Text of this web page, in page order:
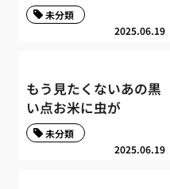
2025.06.19
未分類
もう見たくないあの黒
い点お米に虫が
2025.06.19
未分類